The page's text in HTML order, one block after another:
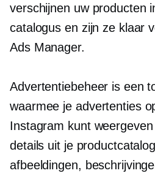
verschijnen uw producten
catalogus en zijn ze klaar
Ads Manager.
Advertentiebeheer is een
waarmee je advertenties
Instagram kunt
details uit je
afbeeldingen,